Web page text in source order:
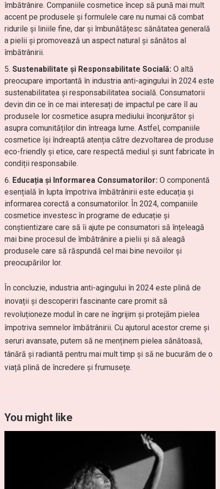
îmbătrânire. Companiile cosmetice încep să pună mai mult
accent pe produsele și formulele care nu numai că combat
ridurile și liniile fine, dar și îmbunătățesc sănătatea generală
a pielii și promovează un aspect natural și sănătos al
îmbătrânirii.
Sustenabilitate și Responsabilitate Socială: O altă
preocupare importantă în industria anti-agingului în 2024 este
sustenabilitatea și responsabilitatea socială. Consumatorii
devin din ce în ce mai interesați de impactul pe care îl au
produsele lor cosmetice asupra mediului înconjurător și
asupra comunităților din întreaga lume. Astfel, companiile
cosmetice își îndreaptă atenția către dezvoltarea de produse
eco-friendly și etice, care respectă mediul și sunt fabricate în
condiții responsabile.
Educația și Informarea Consumatorilor: O componentă
esențială în lupta împotriva îmbătrânirii este educația și
informarea corectă a consumatorilor. În 2024, companiile
cosmetice investesc în programe de educație și
conștientizare care să îi ajute pe consumatori să înțeleagă
mai bine procesul de îmbătrânire a pielii și să aleagă
produsele care să răspundă cel mai bine nevoilor și
preocupărilor lor.
În concluzie, industria anti-agingului în 2024 este plină de
inovații și descoperiri fascinante care promit să
revoluționeze modul în care ne îngrijim și protejăm pielea
împotriva semnelor îmbătrânirii. Cu ajutorul acestor creme și
seruri avansate, putem să ne menținem pielea sănătoasă,
tânără și radiantă pentru mai mult timp și să ne bucurăm de o
viață plină de încredere și frumusețe.
You might like